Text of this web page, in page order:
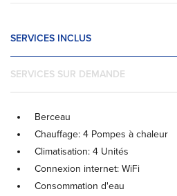
SERVICES INCLUS
SERVICES SUR DEMANDE
Berceau
Chauffage: 4 Pompes à chaleur
Climatisation: 4 Unités
Connexion internet: WiFi
Consommation d'eau